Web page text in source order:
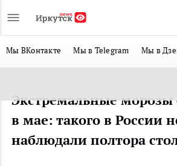
Мы ВКонтакте Мы в Telegram Мы в
Экстремальные морозы
в мае: такого в России
наблюдали полтора